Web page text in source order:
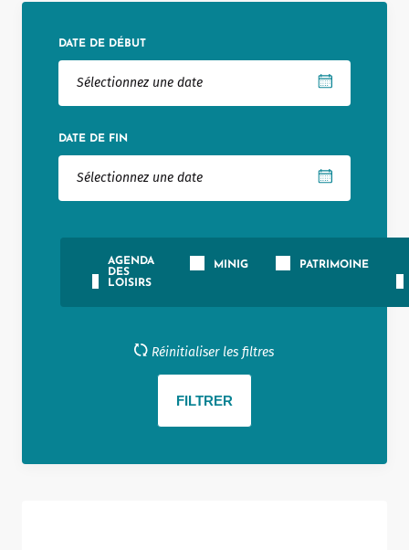
DATE DE DÉBUT
DATE DE FIN
AGENDA
DES
LOISIRS
MINIG PATRIMOINE
Réinitialiser les filtres